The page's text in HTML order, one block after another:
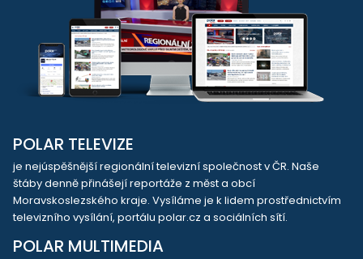
POLAR TELEVIZE
je nejúspěšnější regionální televizní společnost v ČR. Naše
štáby denně přinášejí reportáže z měst a obcí
Moravskoslezského kraje. Vysíláme je k lidem prostřednictvím
televizního vysílání, portálu polar.cz a sociálních sítí.
POLAR MULTIMEDIA